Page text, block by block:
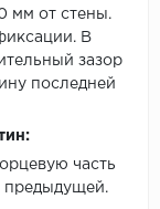
мм от стены.
В
зазор
последней
часть
предыдущей.